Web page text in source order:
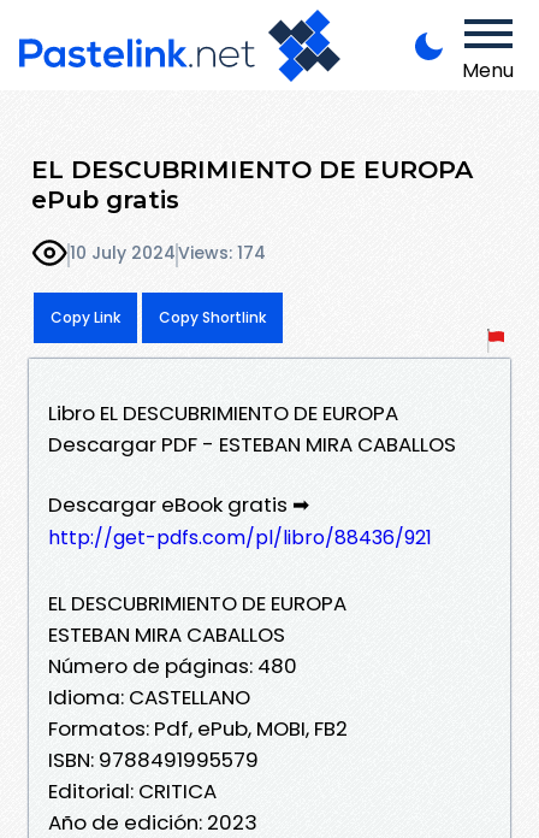
Menu
EL DESCUBRIMIENTO DE EUROPA
ePub gratis
10 July 2024Views: 174
Copy Link Copy Shortlink
Libro EL DESCUBRIMIENTO DE EUROPA
Descargar PDF - ESTEBAN MIRA CABALLOS
Descargar eBook gratis ➡
http://get-pdfs.com/pl/libro/88436/921
EL DESCUBRIMIENTO DE EUROPA
ESTEBAN MIRA CABALLOS
Número de páginas: 480
Idioma: CASTELLANO
Formatos: Pdf, ePub, MOBI, FB2
ISBN: 9788491995579
Editorial: CRITICA
Año de edición: 2023